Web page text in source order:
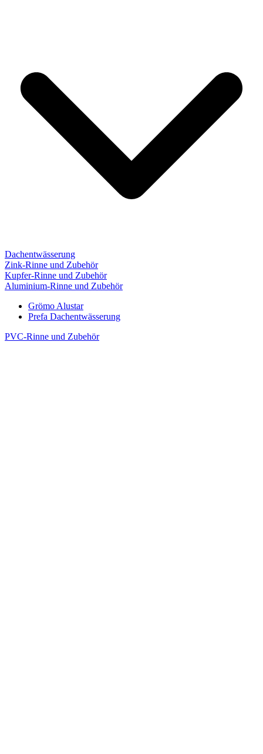
Dachentwässerung
Zink-Rinne und Zubehör
Kupfer-Rinne und Zubehör
Aluminium-Rinne und Zubehör
Grömo Alustar
Prefa Dachentwässerung
PVC-Rinne und Zubehör